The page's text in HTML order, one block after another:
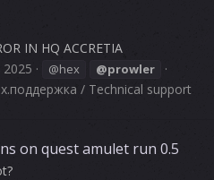
IN HQ ACCRETIA
@hex @prowler
/ Technical support
on quest amulet run 0.5